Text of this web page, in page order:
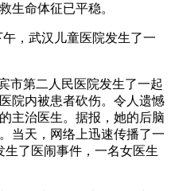
生命体征已平稳。
午，武汉儿童医院发生了一
市第二人民医院发生了一起
院内被患者砍伤。令人遗憾
主治医生。据报，她的后脑
当天，网络上迅速传播了一
生了医闹事件，一名女医生